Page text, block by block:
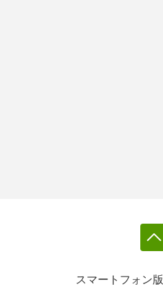
スマートフォン版